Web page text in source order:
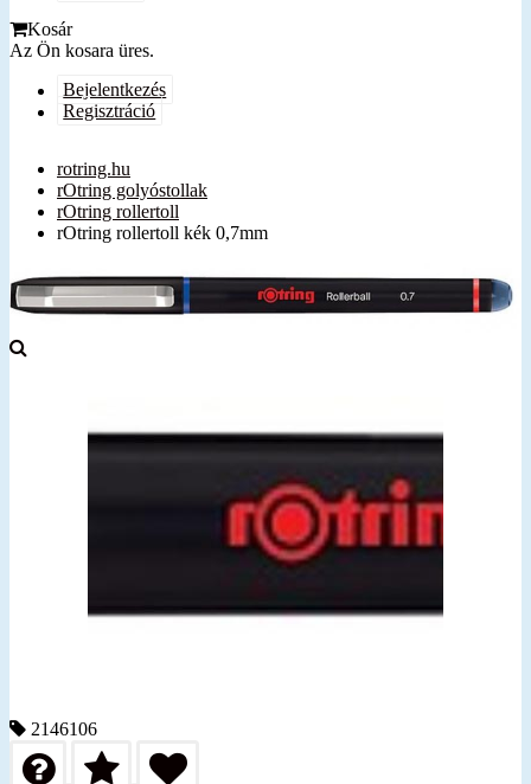
Kosár
Az Ön kosara üres.
Bejelentkezés
Regisztráció
rotring.hu
rOtring golyóstollak
rOtring rollertoll
rOtring rollertoll kék 0,7mm
2146106